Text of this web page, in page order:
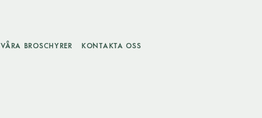
VÅRA BROSCHYRER KONTAKTA OSS